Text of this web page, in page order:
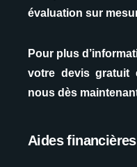
évaluation sur
Pour plus
votre devis gratuit
nous dès
Aides